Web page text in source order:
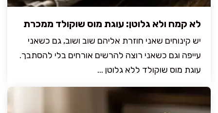
לא קמח ולא גלוטן: עוגת מוס שוקולד ממכרת
יש קינוחים שאני חוזרת אליהם שוב ושוב, גם כשאני
עייפה וגם כשאני רוצה להרשים אורחים בלי להסתבך.
עוגת מוס שוקולד ללא גלוטן ...